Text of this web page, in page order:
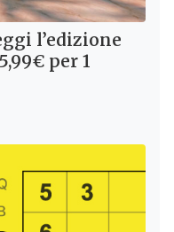
l’edizione
per 1